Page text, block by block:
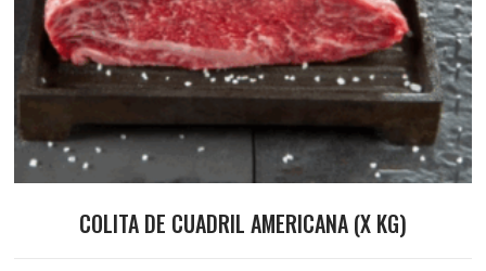
COLITA DE CUADRIL AMERICANA (X KG)